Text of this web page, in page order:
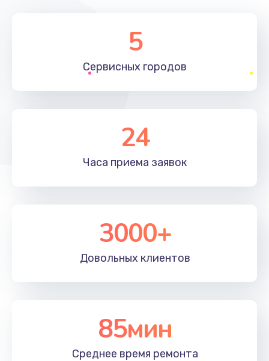
5
Сервисных городов
24
Часа приема заявок
3000+
Довольных клиентов
85мин
Среднее время ремонта